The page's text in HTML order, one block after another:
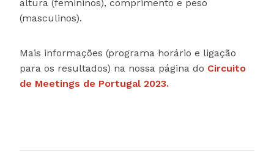
altura (femininos), comprimento e peso
(masculinos).
Mais informações (programa horário e ligação
para os resultados) na nossa página do Circuito
de Meetings de Portugal 2023.